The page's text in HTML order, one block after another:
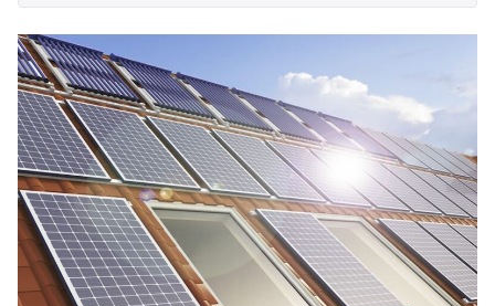
Dicono di Acrobatica
Approfondimenti
News